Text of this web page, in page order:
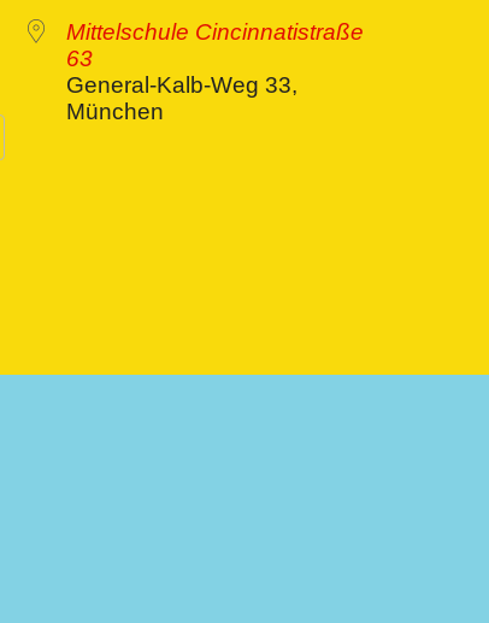
Mittelschule Cincinnatistraße
63
General-Kalb-Weg 33,
München